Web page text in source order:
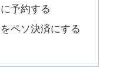
予約する
ペソ決済にする